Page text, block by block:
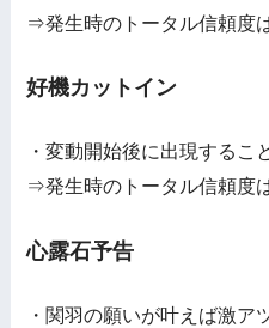
⇒発生時のトータル信頼度
好機カットイン
・変動開始後に出現するこ
⇒発生時のトータル信頼度
心露石予告
・関羽の願いが叶えば激ア